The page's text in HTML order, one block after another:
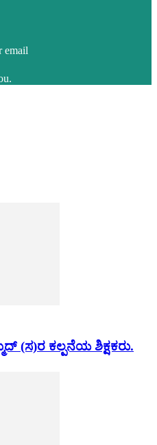
email
(ಸ)ರ ಕಲ್ಪನೆಯ ಶಿಕ್ಷಕರು.